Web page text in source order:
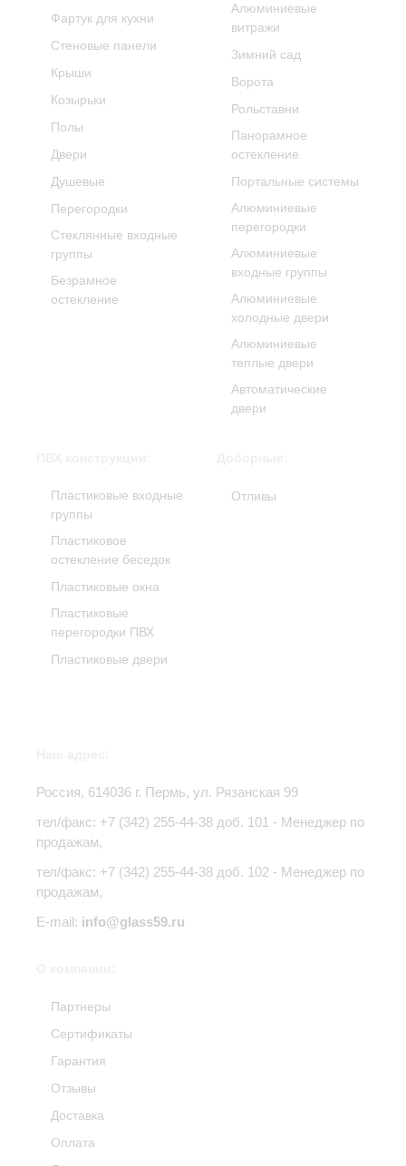
Фартук для кухни
Стеновые панели
Крыши
Козырьки
Полы
Двери
Душевые
Перегородки
Стеклянные входные
группы
Безрамное
остекление
Алюминиевые
витражи
Зимний сад
Ворота
Рольставни
Панорамное
остекление
Портальные системы
Алюминиевые
перегородки
Алюминиевые
входные группы
Алюминиевые
холодные двери
Алюминиевые
теплые двери
Автоматические
двери
Пластиковые входные
группы
Пластиковое
остекление беседок
Пластиковые окна
Пластиковые
перегородки ПВХ
Пластиковые двери
Отливы
Россия, 614036 г. Пермь, ул. Рязанская 99
тел/факс: +7 (342) 255-44-38 доб. 101 - Менеджер по
продажам,
тел/факс: +7 (342) 255-44-38 доб. 102 - Менеджер по
продажам,
E-mail: info@glass59.ru
Партнеры
Сертификаты
Гарантия
Отзывы
Доставка
Оплата